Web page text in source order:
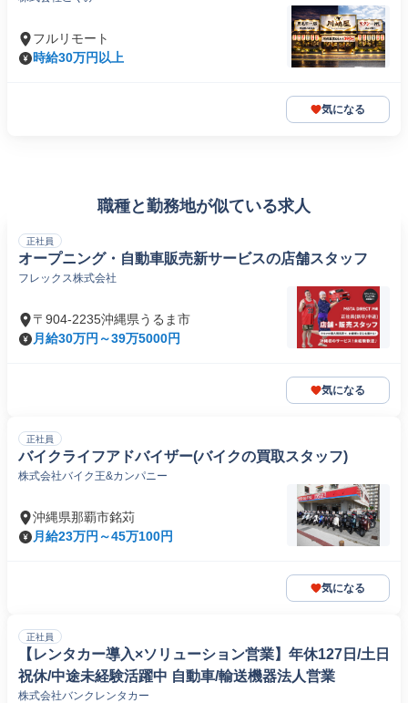
フルリモート
時給30万円以上
気になる
職種と勤務地が似ている求人
正社員
オープニング・自動車販売新サービスの店舗スタッフ
フレックス株式会社
〒904-2235沖縄県うるま市
月給30万円～39万5000円
気になる
正社員
バイクライフアドバイザー(バイクの買取スタッフ)
株式会社バイク王&カンパニー
沖縄県那覇市銘苅
月給23万円～45万100円
気になる
正社員
【レンタカー導入×ソリューション営業】年休127日/土日
祝休/中途未経験活躍中 自動車/輸送機器法人営業
株式会社バンクレンタカー